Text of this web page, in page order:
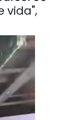
vida",